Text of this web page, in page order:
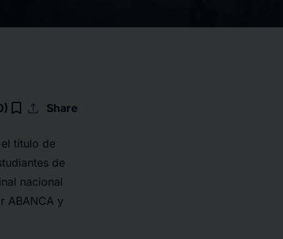
bookmark_border upload Share
título de
de
nacional
ABANCA y